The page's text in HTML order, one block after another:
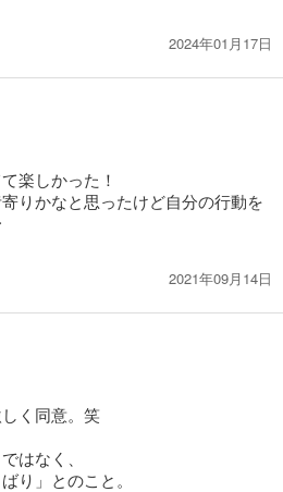
2024年01月17日
楽しかった！
りかなと思ったけど自分の行動を
2021年09月14日
く同意。笑
はなく、
り」とのこと。